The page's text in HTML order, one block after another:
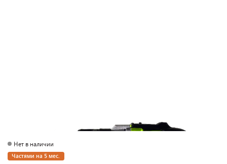
Нет в наличии
Частями на 5 мес.